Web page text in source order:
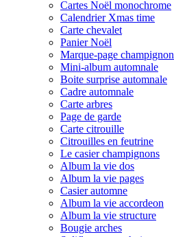
Cartes Noël monochrome
Calendrier Xmas time
Carte chevalet
Panier Noël
Marque-page champignon
Mini-album automnale
Boite surprise automnale
Cadre automnale
Carte arbres
Page de garde
Carte citrouille
Citrouilles en feutrine
Le casier champignons
Album la vie dos
Album la vie pages
Casier automne
Album la vie accordeon
Album la vie structure
Bougie arches